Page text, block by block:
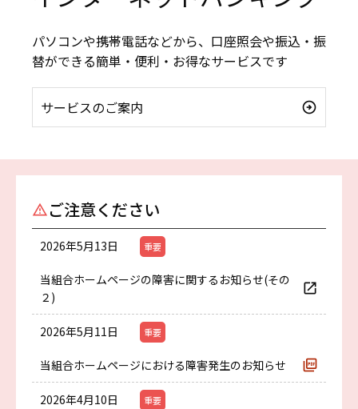
パソコンや携帯電話などから、口座照会や振込・振
替ができる簡単・便利・お得なサービスです
サービスのご案内
ご注意ください
2026年5月13日 重要
当組合ホームページの障害に関するお知らせ(その
２)
2026年5月11日 重要
当組合ホームページにおける障害発生のお知らせ
2026年4月10日 重要